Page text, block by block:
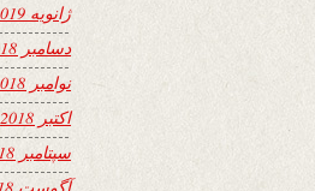
ژانویه 2019
دسامبر 2018
نوامبر 2018
اکتبر 2018
سپتامبر 2018